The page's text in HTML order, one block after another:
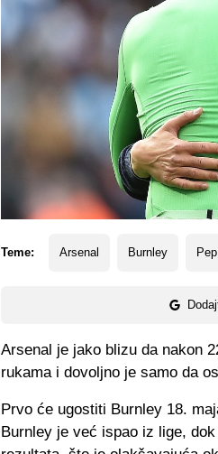
Teme: Arsenal Burnley
Arsenal je jako blizu da nakon
rukama i dovoljno je samo da
Prvo će ugostiti Burnley 18.
Burnley je već ispao iz lige,